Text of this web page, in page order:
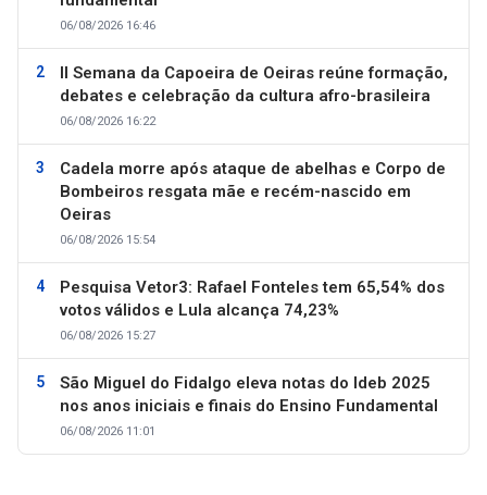
06/08/2026 16:46
II Semana da Capoeira de Oeiras reúne formação,
debates e celebração da cultura afro-brasileira
06/08/2026 16:22
Cadela morre após ataque de abelhas e Corpo de
Bombeiros resgata mãe e recém-nascido em
Oeiras
06/08/2026 15:54
Pesquisa Vetor3: Rafael Fonteles tem 65,54% dos
votos válidos e Lula alcança 74,23%
06/08/2026 15:27
São Miguel do Fidalgo eleva notas do Ideb 2025
nos anos iniciais e finais do Ensino Fundamental
06/08/2026 11:01